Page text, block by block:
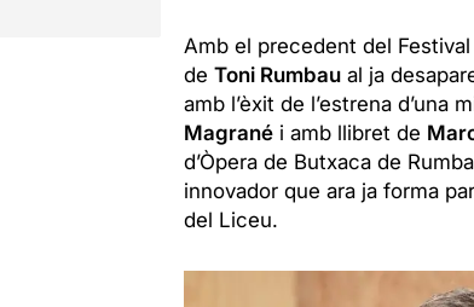
Amb el precedent del Festival
de Toni Rumbaual ja
amb l’èxit de l’estrena d’una
Magranéi amb llibret de
d’Òpera de Butxaca de
innovador que ara ja forma
del Liceu.